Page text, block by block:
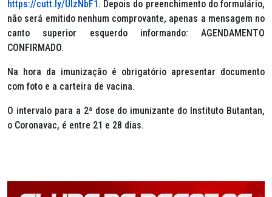
https://cutt.ly/UlzNbF1. Depois do preenchimento do formulário,
não será emitido nenhum comprovante, apenas a mensagem no
canto superior esquerdo informando: AGENDAMENTO
CONFIRMADO.
Na hora da imunização é obrigatório apresentar documento
com foto e a carteira de vacina.
O intervalo para a 2ª dose do imunizante do Instituto Butantan,
o Coronavac, é entre 21 e 28 dias.